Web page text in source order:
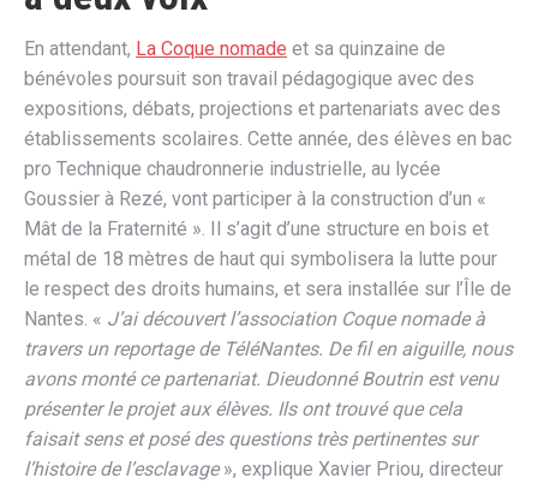
En attendant, La Coque nomade et sa quinzaine de
bénévoles poursuit son travail pédagogique avec des
expositions, débats, projections et partenariats avec des
établissements scolaires. Cette année, des élèves en bac
pro Technique chaudronnerie industrielle, au lycée
Goussier à Rezé, vont participer à la construction d’un «
Mât de la Fraternité ». Il s’agit d’une structure en bois et
métal de 18 mètres de haut qui symbolisera la lutte pour
le respect des droits humains, et sera installée sur l’Île de
Nantes. « J’ai découvert l’association Coque nomade à
travers un reportage de TéléNantes. De fil en aiguille, nous
avons monté ce partenariat. Dieudonné Boutrin est venu
présenter le projet aux élèves. Ils ont trouvé que cela
faisait sens et posé des questions très pertinentes sur
l’histoire de l’esclavage», explique Xavier Priou, directeur